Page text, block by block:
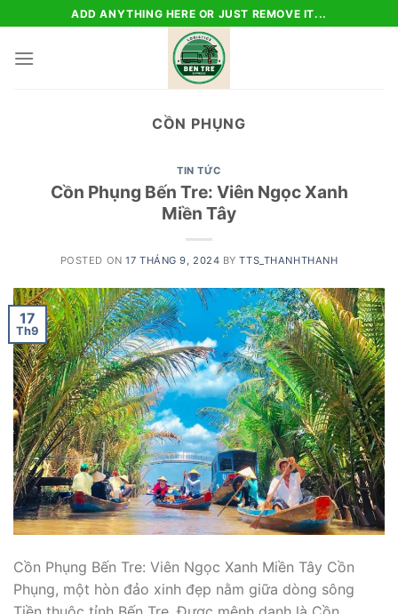
to
content
ADD ANYTHING HERE OR JUST REMOVE IT...
CỒN PHỤNG
TIN TỨC
Cồn Phụng Bến Tre: Viên Ngọc Xanh
Miền Tây
POSTED ON17 THÁNG 9, 2024 BYTTS_THANHTHANH
17
Th9
Cồn Phụng Bến Tre: Viên Ngọc Xanh Miền Tây Cồn
Phụng, một hòn đảo xinh đẹp nằm giữa dòng sông